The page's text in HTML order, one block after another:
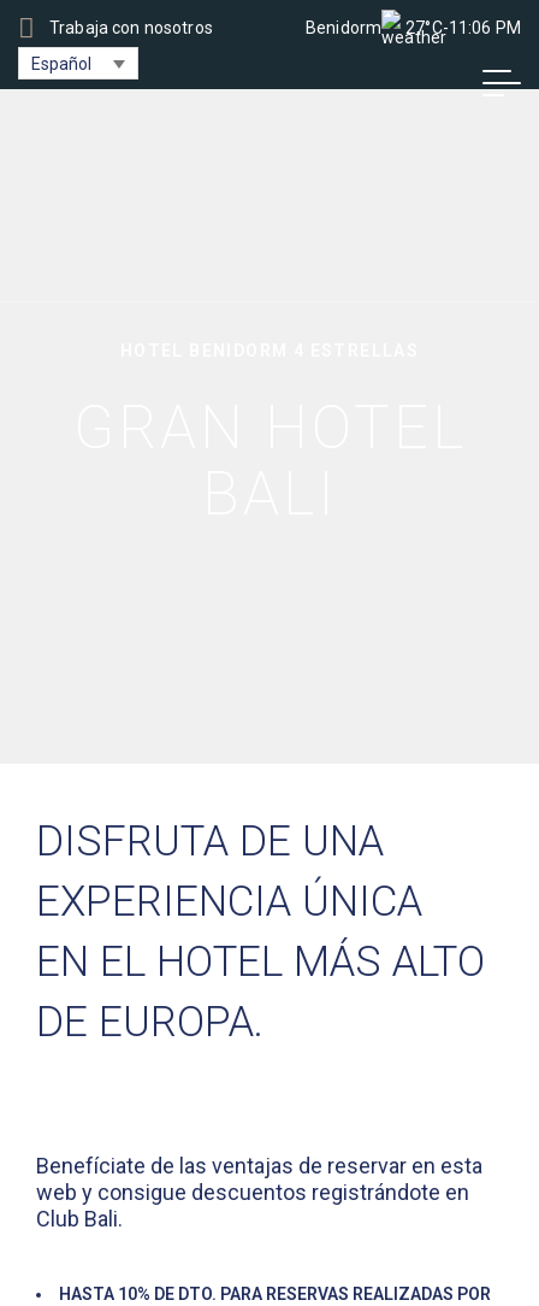
Trabaja con nosotros Benidorm 27°C-11:06 PM
Español
DISFRUTA DE UNA
EXPERIENCIA ÚNICA
EN EL HOTEL MÁS ALTO
DE EUROPA.
Benefíciate de las ventajas de reservar en esta
web y consigue descuentos registrándote en
Club Bali.
HASTA 10% DE DTO. PARA RESERVAS REALIZADAS POR